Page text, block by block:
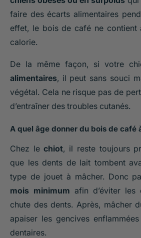
faire des écarts alimentaires
effet, le bois de café ne contient
calorie.
De la même façon, si votre
alimentaires, il peut sans souci
végétal. Cela ne risque pas de
d’entraîner des troubles cutanés.
A quel âge donner du bois de café
Chez lechiot, il reste toujours
que les dents de lait tombent
type de jouet à mâcher. Donc
mois minimum afin d’éviter
chute des dents. Après, mâcher
apaiser les gencives
dentaires.